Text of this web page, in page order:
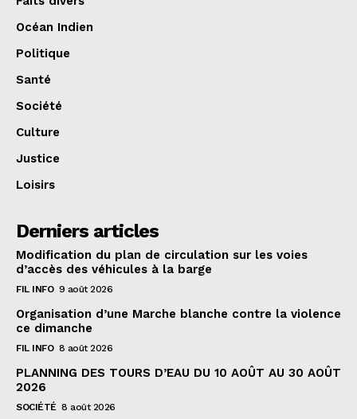
Océan Indien
Politique
Santé
Société
Culture
Justice
Loisirs
Derniers articles
Modification du plan de circulation sur les voies
d’accès des véhicules à la barge
FIL INFO 9 août 2026
Organisation d’une Marche blanche contre la violence
ce dimanche
FIL INFO 8 août 2026
PLANNING DES TOURS D’EAU DU 10 AOÛT AU 30 AOÛT
2026
SOCIÉTÉ 8 août 2026